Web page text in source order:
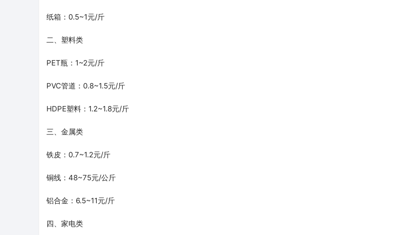
纸箱：0.5~1元/斤
二、塑料类
PET瓶：1~2元/斤
PVC管道：0.8~1.5元/斤
HDPE塑料：1.2~1.8元/斤
三、金属类
铁皮：0.7~1.2元/斤
铜线：48~75元/公斤
铝合金：6.5~11元/斤
四、家电类